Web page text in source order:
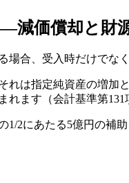
減価償却と財
合、受入時だけでな
れは指定純資産の増
れます（会計基準第131
2にあたる5億円の補助